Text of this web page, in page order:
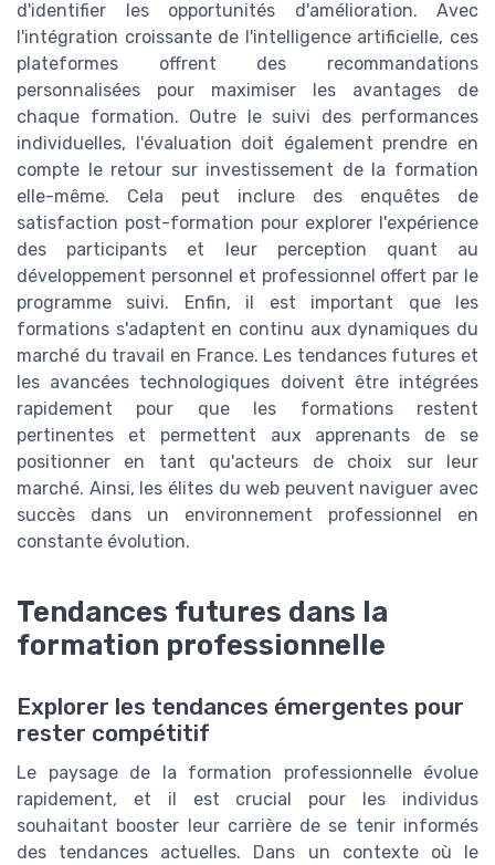
d'identifier les opportunités d'amélioration. Avec
l'intégration croissante de l'intelligence artificielle, ces
plateformes offrent des recommandations
personnalisées pour maximiser les avantages de
chaque formation. Outre le suivi des performances
individuelles, l'évaluation doit également prendre en
compte le retour sur investissement de la formation
elle-même. Cela peut inclure des enquêtes de
satisfaction post-formation pour explorer l'expérience
des participants et leur perception quant au
développement personnel et professionnel offert par le
programme suivi. Enfin, il est important que les
formations s'adaptent en continu aux dynamiques du
marché du travail en France. Les tendances futures et
les avancées technologiques doivent être intégrées
rapidement pour que les formations restent
pertinentes et permettent aux apprenants de se
positionner en tant qu'acteurs de choix sur leur
marché. Ainsi, les élites du web peuvent naviguer avec
succès dans un environnement professionnel en
constante évolution.
Tendances futures dans la
formation professionnelle
Explorer les tendances émergentes pour
rester compétitif
Le paysage de la formation professionnelle évolue
rapidement, et il est crucial pour les individus
souhaitant booster leur carrière de se tenir informés
des tendances actuelles. Dans un contexte où le